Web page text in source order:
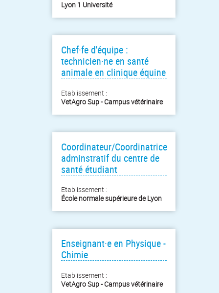
Lyon 1 Université
Chef·fe d'équipe :
technicien·ne en santé
animale en clinique équine
Etablissement :
VetAgro Sup - Campus vétérinaire
Coordinateur/Coordinatrice
adminstratif du centre de
santé étudiant
Etablissement :
École normale supérieure de Lyon
Enseignant·e en Physique -
Chimie
Etablissement :
VetAgro Sup - Campus vétérinaire